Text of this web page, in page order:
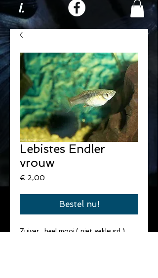
i.
Lebistes Endler
vrouw
€ 2,00
Bestel nu!
Zuiver , heel mooi.( niet gekleurd ).